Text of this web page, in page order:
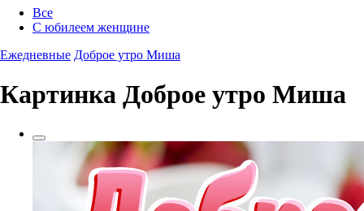
Все
С юбилеем женщине
Ежедневные Доброе утро Миша
Картинка Доброе утро Миша